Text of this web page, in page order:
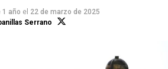
1 año el 22 de marzo de 2025
Serrano